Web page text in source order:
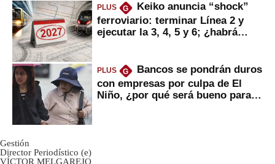
PLUS G
Keiko anuncia “shock”
ferroviario: terminar Línea 2 y
ejecutar la 3, 4, 5 y 6; ¿habrá
PLUS G
Bancos se pondrán duros
con empresas por culpa de El
Niño, ¿por qué será bueno para
Gestión
Director Periodístico (e)
VÍCTOR MELGAREJO